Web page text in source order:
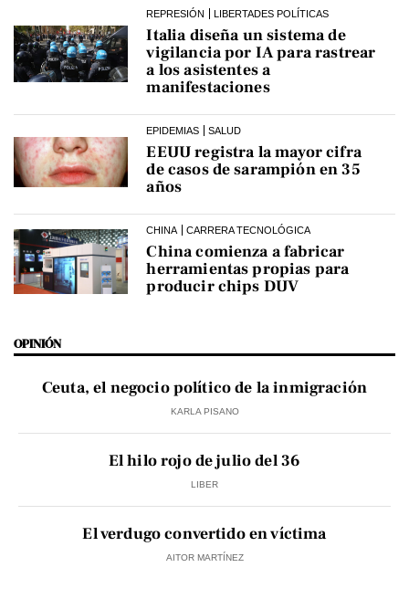
REPRESIÓN LIBERTADES POLÍTICAS
Italia diseña un sistema de
vigilancia por IA para rastrear
a los asistentes a
manifestaciones
EPIDEMIAS SALUD
EEUU registra la mayor cifra
de casos de sarampión en 35
años
CHINA CARRERA TECNOLÓGICA
China comienza a fabricar
herramientas propias para
producir chips DUV
OPINIÓN
Ceuta, el negocio político de la inmigración
KARLA PISANO
El hilo rojo de julio del 36
LIBER
El verdugo convertido en víctima
AITOR MARTÍNEZ